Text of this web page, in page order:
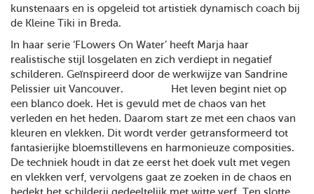
kunstenaars en is opgeleid tot artistiek dynamisch coach bij
de Kleine Tiki in Breda.
In haar serie ‘FLowers On Water’ heeft Marja haar
realistische stijl losgelaten en zich verdiept in negatief
schilderen. Geïnspireerd door de werkwijze van Sandrine
Pelissier uit Vancouver. Het leven begint niet op
een blanco doek. Het is gevuld met de chaos van het
verleden en het heden. Daarom start ze met een chaos van
kleuren en vlekken. Dit wordt verder getransformeerd tot
fantasierijke bloemstillevens en harmonieuze composities.
De techniek houdt in dat ze eerst het doek vult met vegen
en vlekken verf, vervolgens gaat ze zoeken in de chaos en